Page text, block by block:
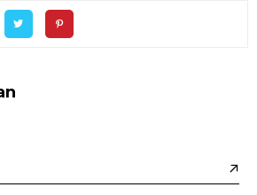
nội thất
nội thất
nội thất